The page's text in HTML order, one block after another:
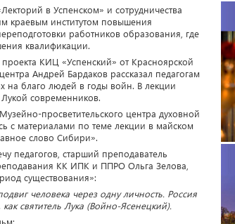
в Успенском» и сотрудничества
краевым институтом повышения
работников образования, где
квалификации.
КИЦ «Успенский» от Красноярской
Андрей Бардаков рассказал педагогам
на благо людей в годы войн. В лекции
современников.
Музейно-просветительского центра духовной
с материалами по теме лекции в майском
слово Сибири».
педагогов, старший преподаватель
КК ИПК и ППРО Ольга Зелова,
существования»:
человека через одну личность. Россия
святитель Лука (Войно-Ясенецкий).